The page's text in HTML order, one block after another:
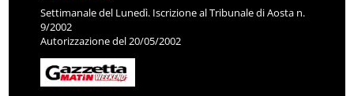
Settimanale del Lunedì. Iscrizione al Tribunale di Aosta n.
9/2002
Autorizzazione del 20/05/2002